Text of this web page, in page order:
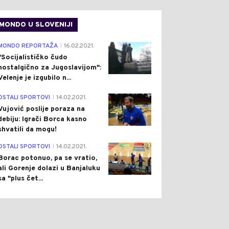
| Pre 10 h
KINU: VIŠE OD
LJUDI
OTKAZANO
LETOVA
HAMNEIJA NIJE NOV:
OBJAVLJEN VIDEO
NASTAO PRIJE NEGO ŠTO
JE POSTAO VRHOVNI
U SLOVENIJI
4
REPORTAŽA 16.02.2021.
čudo
za Jugoslavijom":
je izgubilo n...
1
SPORTOVI 14.02.2021.
poslije poraza na
Igrači Borca kasno
da mogu!
3
SPORTOVI 14.02.2021.
potonuo, pa se vratio,
Gorenje dolazi u Banjaluku
"plus čet...